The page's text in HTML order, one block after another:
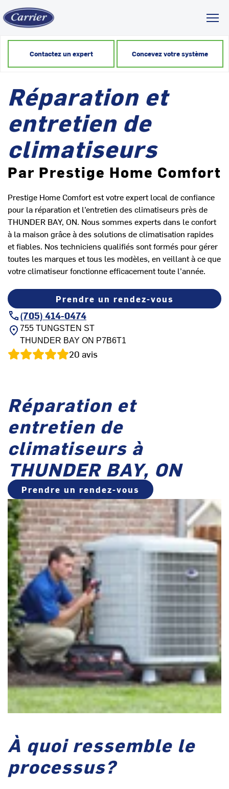
Contactez un expert Concevez votre système
Réparation et
entretien de
climatiseurs
Par Prestige Home Comfort
Prestige Home Comfort est votre expert local de confiance
pour la réparation et l’entretien des climatiseurs près de
THUNDER BAY, ON. Nous sommes experts dans le confort
à la maison grâce à des solutions de climatisation rapides
et fiables. Nos techniciens qualifiés sont formés pour gérer
toutes les marques et tous les modèles, en veillant à ce que
votre climatiseur fonctionne efficacement toute l’année.
Prendre un rendez-vous
(705) 414-0474
755 TUNGSTEN ST
THUNDER BAY ON P7B6T1
20 avis
Réparation et
entretien de
climatiseurs à
THUNDER BAY, ON
Prendre un rendez-vous
À quoi ressemble le
processus?